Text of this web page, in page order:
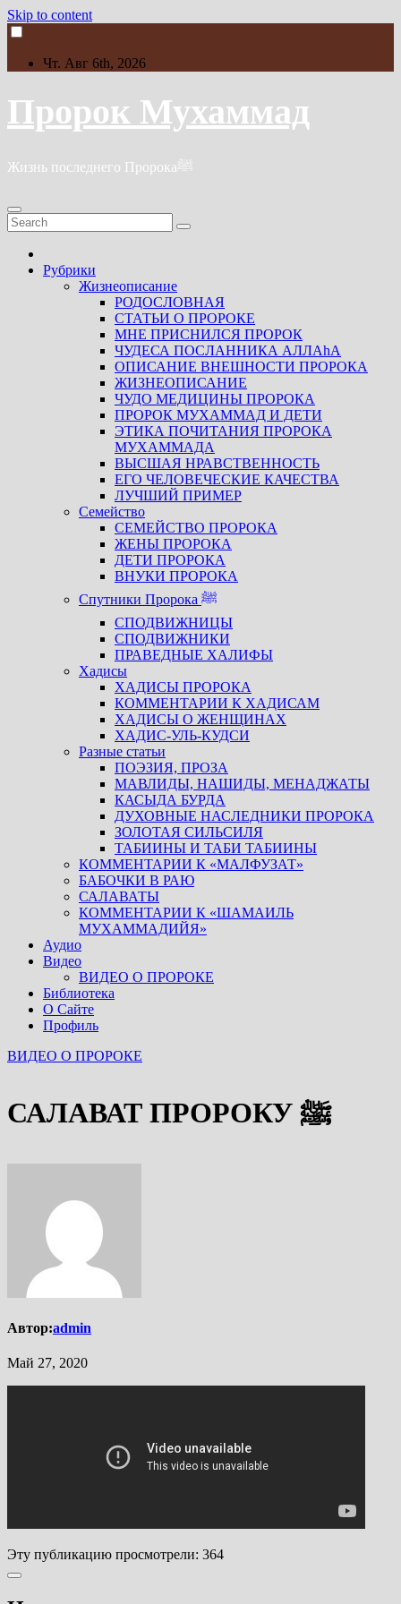
Skip to content
Чт. Авг 6th, 2026
Пророк Мухаммад
Жизнь последнего Пророкаﷺ
Рубрики
Жизнеописание
РОДОСЛОВНАЯ
СТАТЬИ О ПРОРОКЕ
МНЕ ПРИСНИЛСЯ ПРОРОК
ЧУДЕСА ПОСЛАННИКА АЛЛАhА
ОПИСАНИЕ ВНЕШНОСТИ ПРОРОКА
ЖИЗНЕОПИСАНИЕ
ЧУДО МЕДИЦИНЫ ПРОРОКА
ПРОРОК МУХАММАД И ДЕТИ
ЭТИКА ПОЧИТАНИЯ ПРОРОКА
МУХАММАДА
ВЫСШАЯ НРАВСТВЕННОСТЬ
ЕГО ЧЕЛОВЕЧЕСКИЕ КАЧЕСТВА
ЛУЧШИЙ ПРИМЕР
Семейство
СЕМЕЙСТВО ПРОРОКА
ЖЕНЫ ПРОРОКА
ДЕТИ ПРОРОКА
ВНУКИ ПРОРОКА
Спутники Пророка ﷺ
СПОДВИЖНИЦЫ
СПОДВИЖНИКИ
ПРАВЕДНЫЕ ХАЛИФЫ
Хадисы
ХАДИСЫ ПРОРОКА
КОММЕНТАРИИ К ХАДИСАМ
ХАДИСЫ О ЖЕНЩИНАХ
ХАДИС-УЛЬ-КУДСИ
Разные статьи
ПОЭЗИЯ, ПРОЗА
МАВЛИДЫ, НАШИДЫ, МЕНАДЖАТЫ
КАСЫДА БУРДА
ДУХОВНЫЕ НАСЛЕДНИКИ ПРОРОКА
ЗОЛОТАЯ СИЛЬСИЛЯ
ТАБИИНЫ И ТАБИ ТАБИИНЫ
КОММЕНТАРИИ К «МАЛФУЗАТ»
БАБОЧКИ В РАЮ
САЛАВАТЫ
КОММЕНТАРИИ К «ШАМАИЛЬ
МУХАММАДИЙЯ»
Аудио
Видео
ВИДЕО О ПРОРОКЕ
Библиотека
О Сайте
Профиль
ВИДЕО О ПРОРОКЕ
САЛАВАТ ПРОРОКУ ﷺ
Автор:admin
Май 27, 2020
Эту публикацию просмотрели: 364